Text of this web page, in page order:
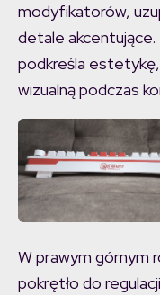
modyfikatorów,
detale akcentujące.
podkreśla
wizualną podczas
W prawym górnym
pokrętło do